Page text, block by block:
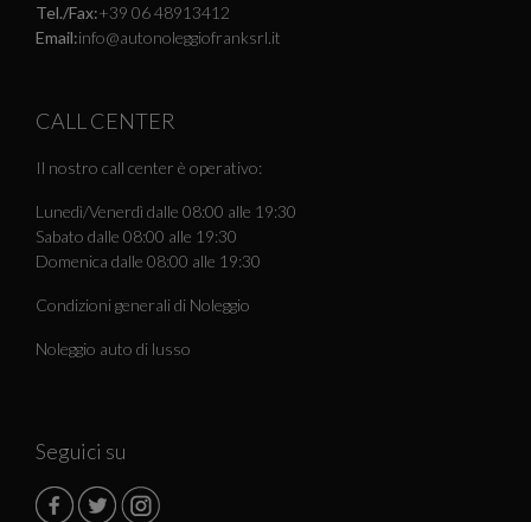
Tel./Fax:+39 06 48913412
Email:info@autonoleggiofranksrl.it
CALL CENTER
Il nostro call center è operativo:
Lunedì/Venerdì dalle 08:00 alle 19:30
Sabato dalle 08:00 alle 19:30
Domenica dalle 08:00 alle 19:30
Condizioni generali di Noleggio
Noleggio auto di lusso
Seguici su